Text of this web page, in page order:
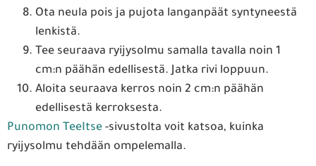
Ota neula pois ja pujota langanpäät syntyneestä
lenkistä.
Tee seuraava ryijysolmu samalla tavalla noin 1
cm:n päähän edellisestä. Jatka rivi loppuun.
Aloita seuraava kerros noin 2 cm:n päähän
edellisestä kerroksesta.
Punomon TeeItse -sivustolta voit katsoa, kuinka
ryijysolmu tehdään ompelemalla.